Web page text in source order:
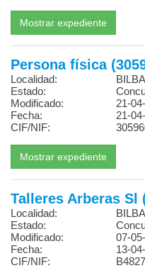
Persona física
Localidad:
Estado:
Modificado:
21-
Fecha:
21-
CIF/NIF:
Talleres Arberas Sl
Localidad:
Estado:
Modificado:
07-
Fecha:
13-
CIF/NIF: